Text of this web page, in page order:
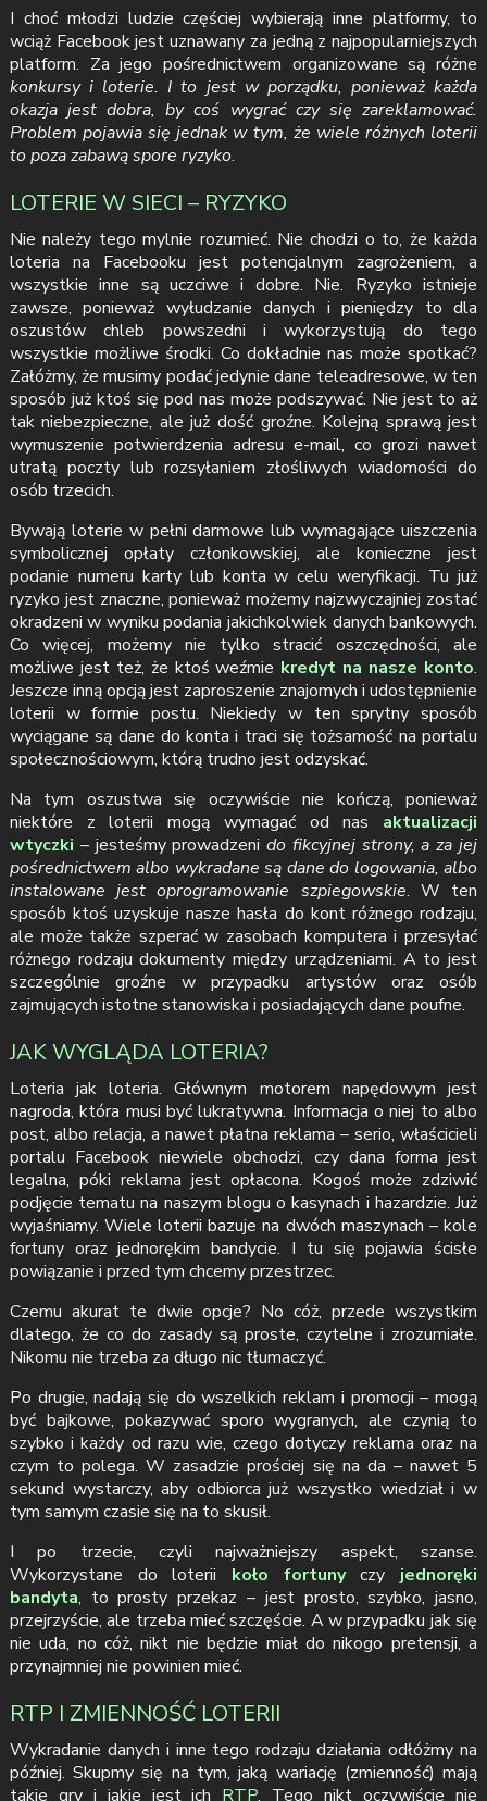
I choć młodzi ludzie częściej wybierają inne platformy, to
wciąż Facebook jest uznawany za jedną z najpopularniejszych
platform. Za jego pośrednictwem organizowane są różne
konkursy i loterie. I to jest w porządku, ponieważ każda
okazja jest dobra, by coś wygrać czy się zareklamować.
Problem pojawia się jednak w tym, że wiele różnych loterii
to poza zabawą spore ryzyko.
LOTERIE W SIECI – RYZYKO
Nie należy tego mylnie rozumieć. Nie chodzi o to, że każda
loteria na Facebooku jest potencjalnym zagrożeniem, a
wszystkie inne są uczciwe i dobre. Nie. Ryzyko istnieje
zawsze, ponieważ wyłudzanie danych i pieniędzy to dla
oszustów chleb powszedni i wykorzystują do tego
wszystkie możliwe środki. Co dokładnie nas może spotkać?
Załóżmy, że musimy podać jedynie dane teleadresowe, w ten
sposób już ktoś się pod nas może podszywać. Nie jest to aż
tak niebezpieczne, ale już dość groźne. Kolejną sprawą jest
wymuszenie potwierdzenia adresu e-mail, co grozi nawet
utratą poczty lub rozsyłaniem złośliwych wiadomości do
osób trzecich.
Bywają loterie w pełni darmowe lub wymagające uiszczenia
symbolicznej opłaty członkowskiej, ale konieczne jest
podanie numeru karty lub konta w celu weryfikacji. Tu już
ryzyko jest znaczne, ponieważ możemy najzwyczajniej zostać
okradzeni w wyniku podania jakichkolwiek danych bankowych.
Co więcej, możemy nie tylko stracić oszczędności, ale
możliwe jest też, że ktoś weźmie kredyt na nasze konto.
Jeszcze inną opcją jest zaproszenie znajomych i udostępnienie
loterii w formie postu. Niekiedy w ten sprytny sposób
wyciągane są dane do konta i traci się tożsamość na portalu
społecznościowym, którą trudno jest odzyskać.
Na tym oszustwa się oczywiście nie kończą, ponieważ
niektóre z loterii mogą wymagać od nas aktualizacji
wtyczki – jesteśmy prowadzenido fikcyjnej strony, a za jej
pośrednictwem albo wykradane są dane do logowania, albo
instalowane jest oprogramowanie szpiegowskie. W ten
sposób ktoś uzyskuje nasze hasła do kont różnego rodzaju,
ale może także szperać w zasobach komputera i przesyłać
różnego rodzaju dokumenty między urządzeniami. A to jest
szczególnie groźne w przypadku artystów oraz osób
zajmujących istotne stanowiska i posiadających dane poufne.
JAK WYGLĄDA LOTERIA?
Loteria jak loteria. Głównym motorem napędowym jest
nagroda, która musi być lukratywna. Informacja o niej to albo
post, albo relacja, a nawet płatna reklama – serio, właścicieli
portalu Facebook niewiele obchodzi, czy dana forma jest
legalna, póki reklama jest opłacona. Kogoś może zdziwić
podjęcie tematu na naszym blogu o kasynach i hazardzie. Już
wyjaśniamy. Wiele loterii bazuje na dwóch maszynach – kole
fortuny oraz jednorękim bandycie. I tu się pojawia ścisłe
powiązanie i przed tym chcemy przestrzec.
Czemu akurat te dwie opcje? No cóż, przede wszystkim
dlatego, że co do zasady są proste, czytelne i zrozumiałe.
Nikomu nie trzeba za długo nic tłumaczyć.
Po drugie, nadają się do wszelkich reklam i promocji – mogą
być bajkowe, pokazywać sporo wygranych, ale czynią to
szybko i każdy od razu wie, czego dotyczy reklama oraz na
czym to polega. W zasadzie prościej się na da – nawet 5
sekund wystarczy, aby odbiorca już wszystko wiedział i w
tym samym czasie się na to skusił.
I po trzecie, czyli najważniejszy aspekt, szanse.
Wykorzystane do loterii koło fortunyczy jednoręki
bandyta, to prosty przekaz – jest prosto, szybko, jasno,
przejrzyście, ale trzeba mieć szczęście. A w przypadku jak się
nie uda, no cóż, nikt nie będzie miał do nikogo pretensji, a
przynajmniej nie powinien mieć.
RTP I ZMIENNOŚĆ LOTERII
Wykradanie danych i inne tego rodzaju działania odłóżmy na
później. Skupmy się na tym, jaką wariację (zmienność) mają
takie gry i jakie jest ich RTP. Tego nikt oczywiście nie